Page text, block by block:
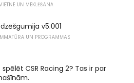
UN MEKLĒŠANA
v5.001
UN PROGRAMMAS
CSR Racing 2? Tas ir par